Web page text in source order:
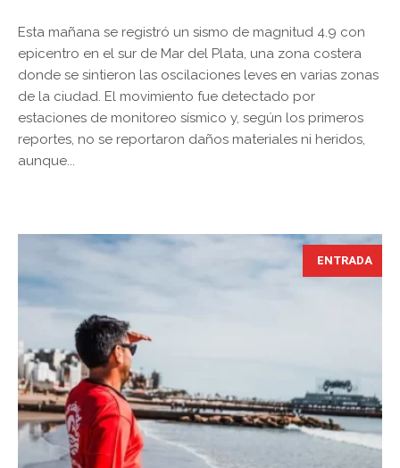
Esta mañana se registró un sismo de magnitud 4.9 con
epicentro en el sur de Mar del Plata, una zona costera
donde se sintieron las oscilaciones leves en varias zonas
de la ciudad. El movimiento fue detectado por
estaciones de monitoreo sísmico y, según los primeros
reportes, no se reportaron daños materiales ni heridos,
aunque...
ENTRADA